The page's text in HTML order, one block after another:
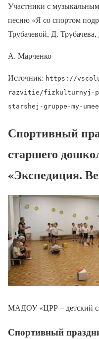
Участники с
песню «Я со спортом
Трубачевой, Д.
А. Марченко
Источник: https://
razvitie/fizkulturnyj-
starshej-gruppe-my-
Спортивный
старшего
«Экспедиция.
МАДОУ «ЦРР – детский
Спортивный